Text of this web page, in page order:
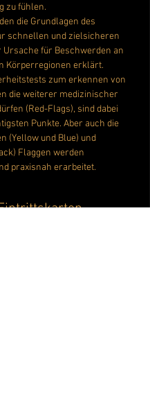
zu fühlen.
die Grundlagen des
schnellen und zielsicheren
Ursache für Beschwerden an
Körperregionen erklärt.
zum erkennen von
die weiterer medizinischer
(Red-Flags), sind dabei
Punkte. Aber auch die
(Yellow und Blue) und
Flaggen werden
praxisnah erarbeitet.